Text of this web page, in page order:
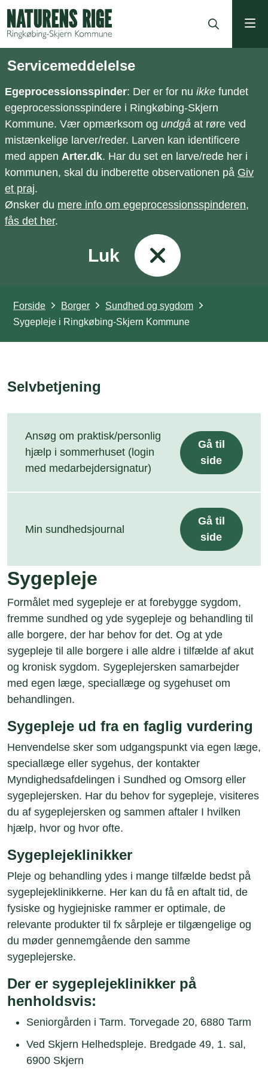
Servicemeddelelse
Egeprocessionsspinder: Der er for nu ikke fundet
egeprocessionsspindere i Ringkøbing-Skjern
Kommune. Vær opmærksom og undgå at røre ved
mistænkelige larver/reder. Larven kan identificere
med appen Arter.dk. Har du set en larve/rede her i
kommunen, skal du indberette observationen på Giv
et praj.
Ønsker du mere info om egeprocessionsspinderen,
fås det her.
Luk
Forside Borger
Sundhed og sygdom
Sygepleje i Ringkøbing-Skjern Kommune
Selvbetjening
Ansøg om praktisk/personlig
hjælp i sommerhuset (login
med medarbejdersignatur)
Gå til
side
Min sundhedsjournal
Gå til
side
Sygepleje
Formålet med sygepleje er at forebygge sygdom,
fremme sundhed og yde sygepleje og behandling til
alle borgere, der har behov for det. Og at yde
sygepleje til alle borgere i alle aldre i tilfælde af akut
og kronisk sygdom. Sygeplejersken samarbejder
med egen læge, speciallæge og sygehuset om
behandlingen.
Sygepleje ud fra en faglig vurdering
Henvendelse sker som udgangspunkt via egen læge,
speciallæge eller sygehus, der kontakter
Myndighedsafdelingen i Sundhed og Omsorg eller
sygeplejersken. Har du behov for sygepleje, visiteres
du af sygeplejersken og sammen aftaler I hvilken
hjælp, hvor og hvor ofte.
Sygeplejeklinikker
Pleje og behandling ydes i mange tilfælde bedst på
sygeplejeklinikkerne. Her kan du få en aftalt tid, de
fysiske og hygiejniske rammer er optimale, de
relevante produkter til fx sårpleje er tilgængelige og
du møder gennemgående den samme
sygeplejerske.
Der er sygeplejeklinikker på
henholdsvis:
Seniorgården i Tarm. Torvegade 20, 6880 Tarm
Ved Skjern Helhedspleje. Bredgade 49, 1. sal,
6900 Skjern